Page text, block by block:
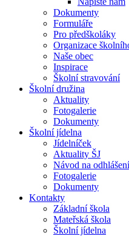
Dokumenty
Formuláře
Pro předškoláky
Organizace
Naše obec
Inspirace
Školní stravování
Školní družina
Aktuality
Fotogalerie
Dokumenty
Školní jídelna
Jídelníček
Aktuality ŠJ
Návod na
Fotogalerie
Dokumenty
Kontakty
Základní škola
Mateřská škola
Školní jídelna